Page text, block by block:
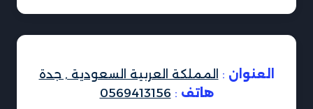
العنوان : المملكة العربية السعودية , جدة
هاتف :
0569413156